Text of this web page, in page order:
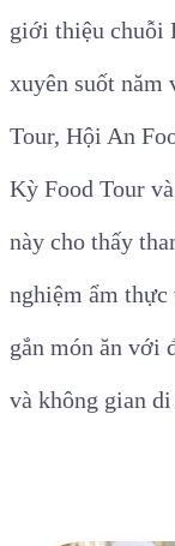
giới thiệu chuỗi
xuyên suốt
Tour, Hội An
Kỳ Food Tour
này cho thấy
nghiệm ẩm thực
gắn món ăn với
và không gian di